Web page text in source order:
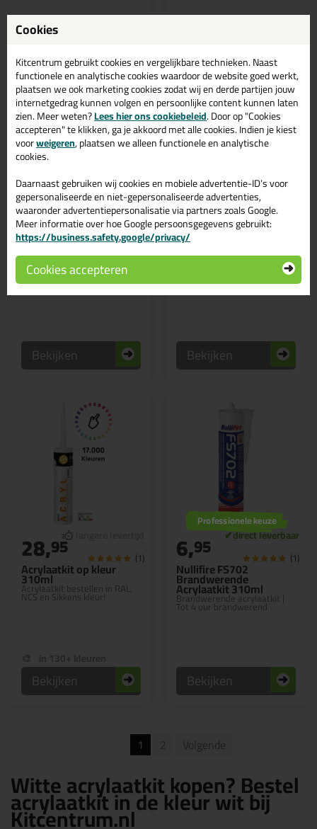
Bekijken
Zwaluw Stuc-o-Seal
310ml
Perfect voor spackwerk en
gestucte wanden
Professionele keuze
3,75 (4)
Bekijken
Kitcentrum Kratje
Kitcentrum Anti-Crack
Acrylaatkit | Super
duurzaam♻️
✔ Duurzame keuze
40,19
Bekijken
Acrylaatkit op kleur
310ml
Acrylaatkit bestellen in RAL,
NCS en Sikkens kleur!
28,95 (1)
Bekijken
Nullifire FS702
Brandwerende
Acrylaatkit 310ml
Brandwerende acrylaatkit |
Tot 4 uur brandwerend
Professionele keuze
6,95 (1)
Bekijken
1 2 Volgende
Witte acrylaatkit kopen? Bestel
acrylaatkit in de kleur wit bij
Kitcentrum.nl
Cookies
Kitcentrum gebruikt cookies en vergelijkbare technieken. Naast
functionele en analytische cookies waardoor de website goed werkt,
plaatsen we ook marketing cookies zodat wij en derde partijen jouw
internetgedrag kunnen volgen en persoonlijke content kunnen laten
zien. Meer weten?Lees hier ons cookiebeleid. Door op "Cookies
accepteren" te klikken, ga je akkoord met alle cookies. Indien je kiest
voorweigeren, plaatsen we alleen functionele en analytische
cookies.
Daarnaast gebruiken wij cookies en mobiele advertentie-ID’s voor
gepersonaliseerde en niet-gepersonaliseerde advertenties,
waaronder advertentiepersonalisatie via partners zoals Google.
Meer informatie over hoe Google persoonsgegevens gebruikt:
https://business.safety.google/privacy/
Cookies accepteren